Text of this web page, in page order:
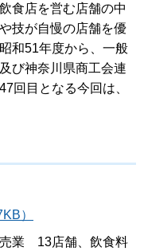
食店を営む店舗の中
技が自慢の店舗を優
和51年度から、一般
び神奈川県商工会連
回目となる今回は、
）
業 13店舗、飲食料